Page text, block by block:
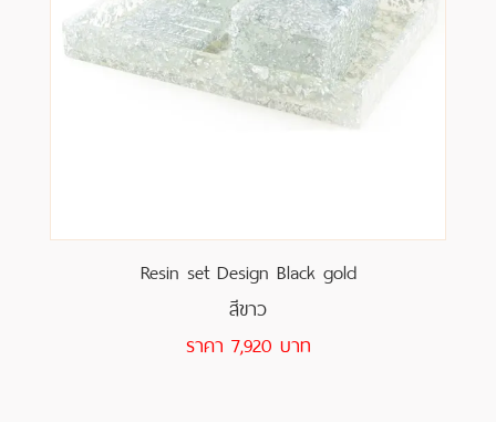
Resin set Design Black gold
สีขาว
ราคา 7,920 บาท